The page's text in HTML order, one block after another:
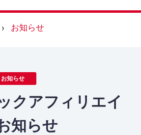
お知らせ
お知らせ
クアフィリエイ
知らせ